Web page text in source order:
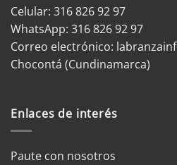
Celular: 316 826 92 97
WhatsApp: 316 826 92 97
Correo electrónico:
Chocontá (Cundinamarca)
Enlaces de interés
Paute con nosotros